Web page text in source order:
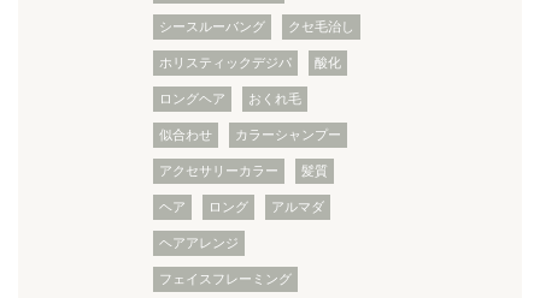
シースルーバング クセ毛治し
ホリスティックデジパ 酸化
ロングヘア おくれ毛
似合わせ カラーシャンプー
アクセサリーカラー 髪質
ヘア ロング アルマダ
ヘアアレンジ
フェイスフレーミング